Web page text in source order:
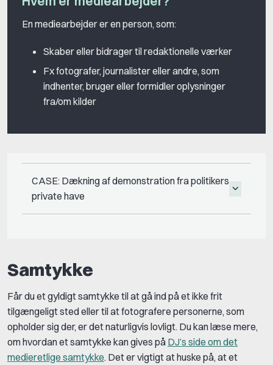
En mediearbejder er en person, som:
Skaber eller bidrager til redaktionelle værker
Fx fotografer, journalister eller andre, som
indhenter, bruger eller formidler oplysninger
fra/om kilder
CASE: Dækning af demonstration fra politikers
private have
Samtykke
Får du et gyldigt samtykke til at gå ind på et ikke frit
tilgængeligt sted eller til at fotografere personerne, som
opholder sig der, er det naturligvis lovligt. Du kan læse mere,
om hvordan et samtykke kan gives på DJ’s side om det
medieretlige samtykke. Det er vigtigt at huske på, at et